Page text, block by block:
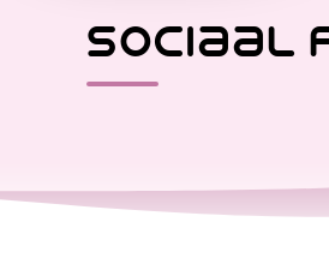
sociaal